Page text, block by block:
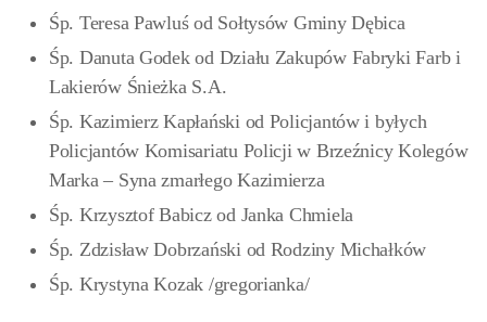
Śp. Teresa Pawluś od Sołtysów Gminy Dębica
Śp. Danuta Godek od Działu Zakupów Fabryki Farb i
Lakierów Śnieżka S.A.
Śp. Kazimierz Kapłański od Policjantów i byłych
Policjantów Komisariatu Policji w Brzeźnicy Kolegów
Marka – Syna zmarłego Kazimierza
Śp. Krzysztof Babicz od Janka Chmiela
Śp. Zdzisław Dobrzański od Rodziny Michałków
Śp. Krystyna Kozak /gregorianka/